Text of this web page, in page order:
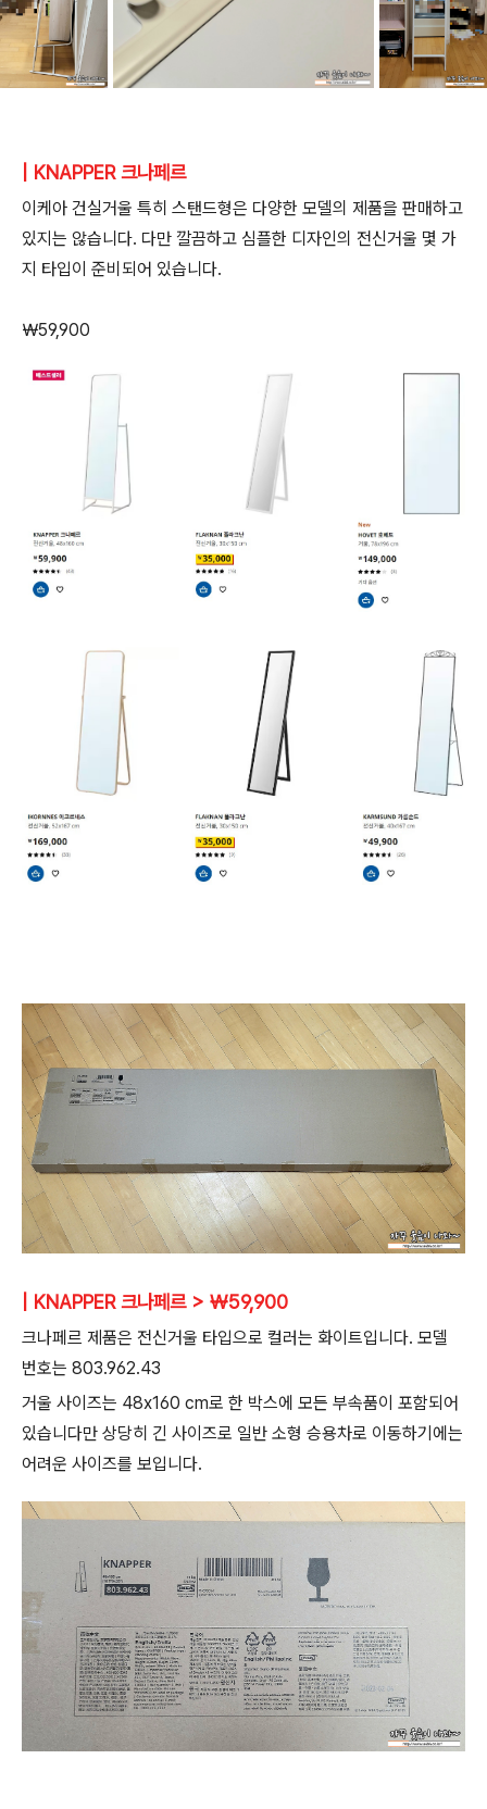
| KNAPPER 크나페르
이케아 건실거울 특히 스탠드형은 다양한 모델의 제품을 판매하고
있지는 않습니다. 다만 깔끔하고 심플한 디자인의 전신거울 몇 가
지 타입이 준비되어 있습니다.
￦59,900
| KNAPPER 크나페르 > ￦59,900
크나페르 제품은 전신거울 타입으로 컬러는 화이트입니다. 모델
번호는 803.962.43
거울 사이즈는 48x160 cm로 한 박스에 모든 부속품이 포함되어
있습니다만 상당히 긴 사이즈로 일반 소형 승용차로 이동하기에는
어려운 사이즈를 보입니다.